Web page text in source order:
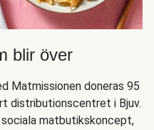
blir över
Matmissionen doneras 95
distributionscentret i Bjuv.
matbutikskoncept,